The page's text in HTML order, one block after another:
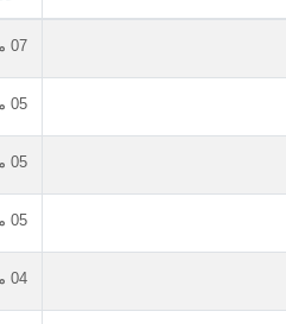
07 مايو 2025
05 مايو 2025
05 مايو 2025
05 مايو 2025
04 مايو 2025